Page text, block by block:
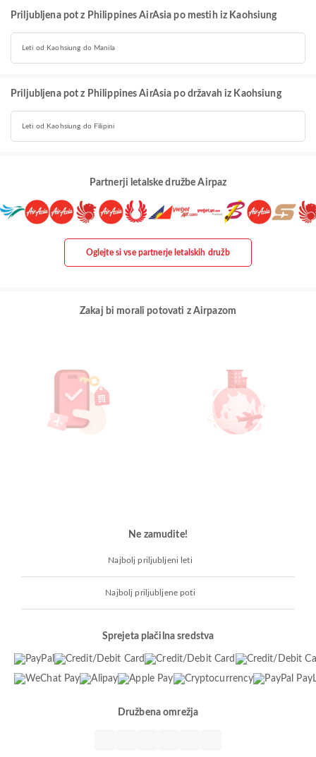
Priljubljena pot z Philippines AirAsia po mestih iz Kaohsiung
Leti od Kaohsiung do Manila
Priljubljena pot z Philippines AirAsia po državah iz Kaohsiung
Leti od Kaohsiung do Filipini
Partnerji letalske družbe Airpaz
Oglejte si vse partnerje letalskih družb
Zakaj bi morali potovati z Airpazom
Ne zamudite!
Najbolj priljubljeni leti
Najbolj priljubljene poti
Sprejeta plačilna sredstva
Družbena omrežja